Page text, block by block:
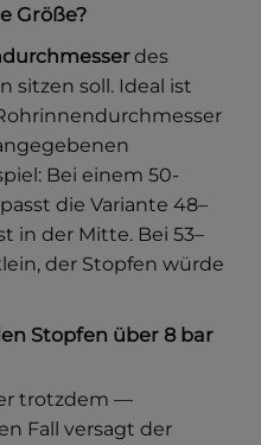
Größe?
des
sitzen soll. Ideal ist
Bei einem 50-
die Variante 48–
in der Mitte. Bei 53–
der Stopfen würde
Stopfen über 8 bar
trotzdem —
Fall versagt der